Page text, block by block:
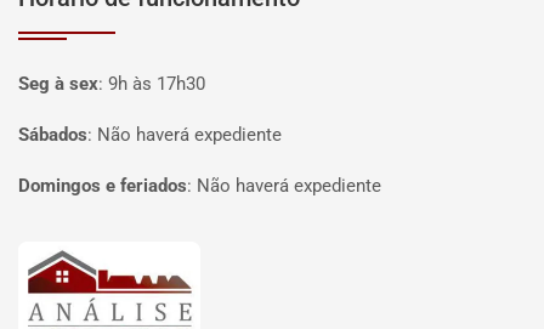
Seg à sex: 9h às 17h30
Sábados: Não haverá expediente
Domingos e feriados: Não haverá expediente
Página inicial